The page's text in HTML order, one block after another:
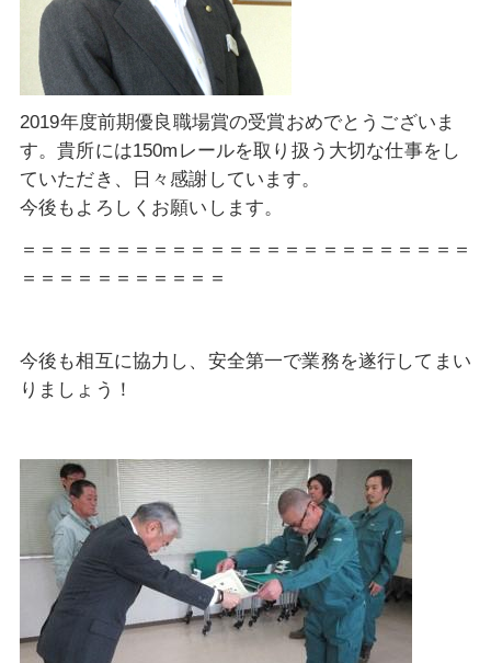
2019年度前期優良職場賞の受賞おめでとうございま
す。貴所には150mレールを取り扱う大切な仕事をし
ていただき、日々感謝しています。
今後もよろしくお願いします。
＝＝＝＝＝＝＝＝＝＝＝＝＝＝＝＝＝＝＝＝＝＝＝＝
＝＝＝＝＝＝＝＝＝＝＝
今後も相互に協力し、安全第一で業務を遂行してまい
りましょう！